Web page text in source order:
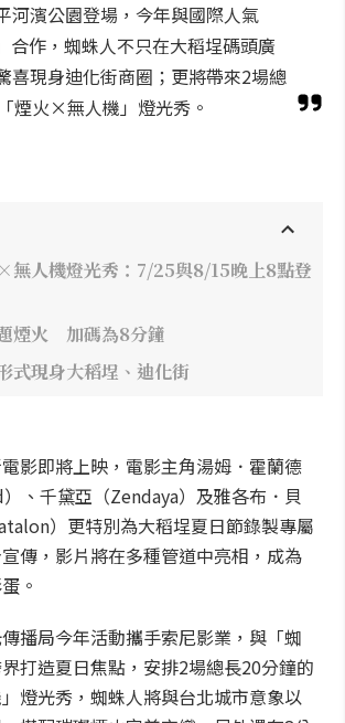
河濱公園登場，今年與國際人氣
合作，蜘蛛人不只在大稻埕碼頭廣
喜現身迪化街商圈；更將帶來2場總
煙火×無人機」燈光秀。
人機燈光秀：7/25與8/15晚上8點登
煙火 加碼為8分鐘
式現身大稻埕、迪化街
影即將上映，電影主角湯姆．霍蘭德
、千黛亞（Zendaya）及雅各布．貝
）更特別為大稻埕夏日節錄製專屬
傳，影片將在多種管道中亮相，成為
。
播局今年活動攜手索尼影業，與「蜘
打造夏日焦點，安排2場總長20分鐘的
燈光秀，蜘蛛人將與台北城市意象以